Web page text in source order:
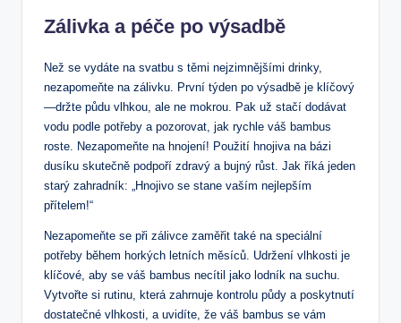
Zálivka a péče po výsadbě
Než se vydáte na svatbu s těmi nejzimnějšími drinky,
nezapomeňte na zálivku. První týden po výsadbě je klíčový
—držte půdu vlhkou, ale ne mokrou. Pak už stačí dodávat
vodu podle potřeby a pozorovat, jak rychle váš bambus
roste. Nezapomeňte na hnojení! Použití hnojiva na bázi
dusíku skutečně podpoří zdravý a bujný růst. Jak říká jeden
starý zahradník: „Hnojivo se stane vaším nejlepším
přítelem!“
Nezapomeňte se při zálivce zaměřit také na speciální
potřeby během horkých letních měsíců. Udržení vlhkosti je
klíčové, aby se váš bambus necítil jako lodník na suchu.
Vytvořte si rutinu, která zahrnuje kontrolu půdy a poskytnutí
dostatečné vlhkosti, a uvidíte, že váš bambus se vám